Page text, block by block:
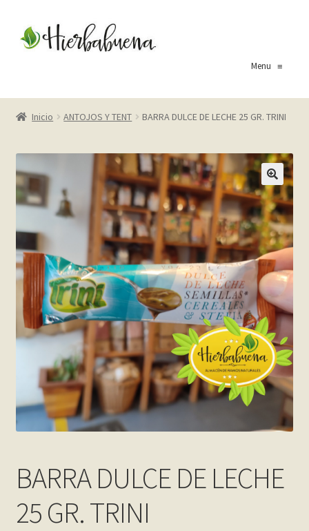
aal
Menu≡
Inicio
Blog
Carrito
Checkout
Contact
Finalizar compra
Frequently Questions
Home shop 2 – restaurant
Home shop 4 – wine
Inicio ANTOJOS Y TENT BARRA DULCE DE LECHE 25 GR. TRINI
BARRA DULCE DE LECHE
25 GR. TRINI